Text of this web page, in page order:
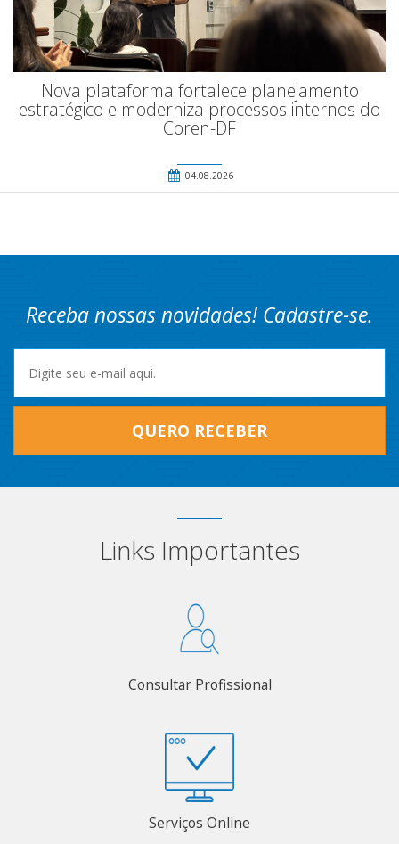
Nova plataforma fortalece planejamento
estratégico e moderniza processos internos do
Coren-DF
04.08.2026
Receba nossas novidades! Cadastre-se.
QUERO RECEBER
Links Importantes
Consultar Profissional
Serviços Online